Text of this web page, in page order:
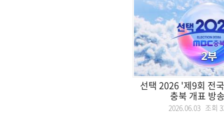
선택 2026 '제9회 전
충북 개표 방
2026.06.03 조회